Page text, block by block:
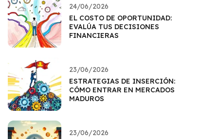
24/06/2026
EL COSTO DE OPORTUNIDAD:
EVALÚA TUS DECISIONES
FINANCIERAS
23/06/2026
ESTRATEGIAS DE INSERCIÓN:
CÓMO ENTRAR EN MERCADOS
MADUROS
23/06/2026